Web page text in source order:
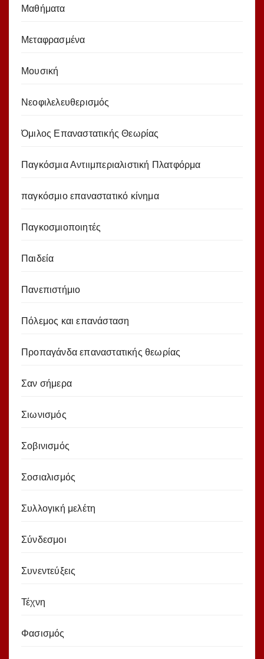
Μαθήματα
Μεταφρασμένα
Μουσική
Νεοφιλελευθερισμός
Όμιλος Επαναστατικής Θεωρίας
Παγκόσμια Αντιιμπεριαλιστική Πλατφόρμα
παγκόσμιο επαναστατικό κίνημα
Παγκοσμιοποιητές
Παιδεία
Πανεπιστήμιο
Πόλεμος και επανάσταση
Προπαγάνδα επαναστατικής θεωρίας
Σαν σήμερα
Σιωνισμός
Σοβινισμός
Σοσιαλισμός
Συλλογική μελέτη
Σύνδεσμοι
Συνεντεύξεις
Τέχνη
Φασισμός